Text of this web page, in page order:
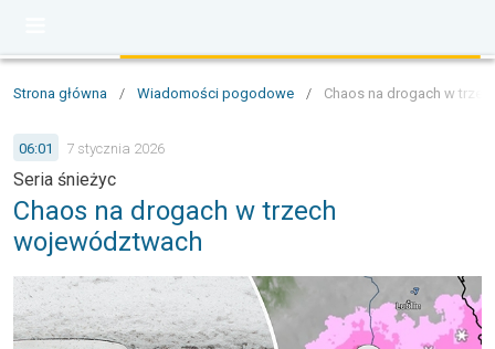
Strona główna / Wiadomości pogodowe / Chaos na drogach w
06:01 7 stycznia 2026
Seria śnieżyc
Chaos na drogach w trzech
województwach